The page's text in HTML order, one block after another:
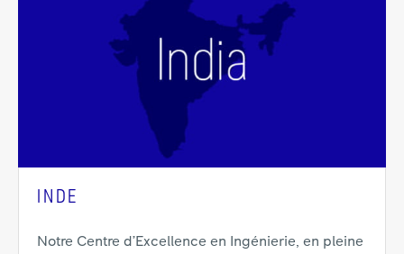
INDE
Notre Centre d’Excellence en Ingénierie, en pleine